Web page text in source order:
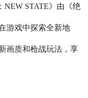
STATE》由《绝
游戏中探索全新地
画质和枪战玩法，享